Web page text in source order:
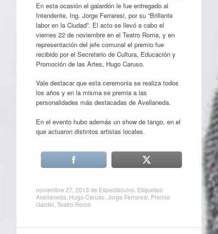
En esta ocasión el galardón le fue entregado al
Intendente, Ing. Jorge Ferraresi, por su “Brillante
labor en la Ciudad”. El acto se llevó a cabo el
viernes 22 de noviembre en el Teatro Roma, y en
representación del jefe comunal el premio fue
recibido por el Secretario de Cultura, Educación y
Promoción de las Artes, Hugo Caruso.
Vale destacar que esta ceremonia se realiza todos
los años y en la misma se premia a las
personalidades más destacadas de Avellaneda.
En el evento hubo además un show de tango, en el
que actuaron distintos artistas locales.
noviembre 27, 2013 de Espectáculos. Etiquetas:
Avellaneda Hugo Caruso Jorge Ferraresi Premio
Gardel Teatro Roma